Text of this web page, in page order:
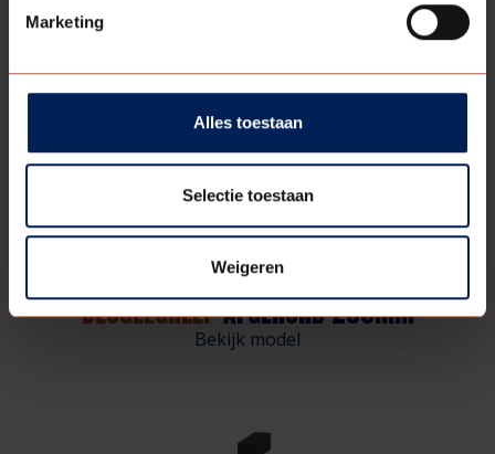
Marketing
Alles toestaan
Selectie toestaan
Weigeren
BEUGELGREEPAFGEROND 200MM
Bekijk model